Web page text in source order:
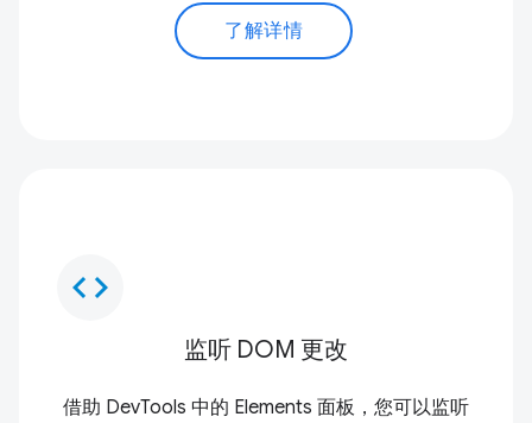
了解详情
code
监听 DOM 更改
借助 DevTools 中的 Elements 面板，您可以监听